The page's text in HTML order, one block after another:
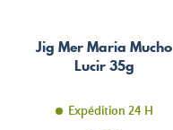
Jig Mer Maria Mucho
Lucir 35g
Expédition 24 H